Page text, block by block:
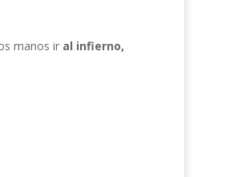
manos ir al infierno,